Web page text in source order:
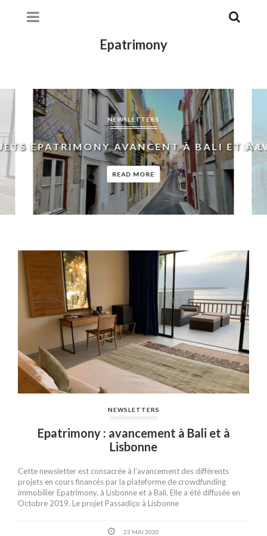
Epatrimony
NEWSLETTERS
EPATRIMONY AVANCENT À BALI ET À
READ MORE
POINT
NEWSLETTERS
Epatrimony : avancement à Bali et à
Lisbonne
Cette newsletter est consacrée à l’avancement des différents
projets en cours financés par la plateforme de crowdfunding
immobilier Epatrimony, à Lisbonne et à Bali. Elle a été diffusée en
Octobre 2019. Le projet Passadiço à Lisbonne
23 MAI 2020